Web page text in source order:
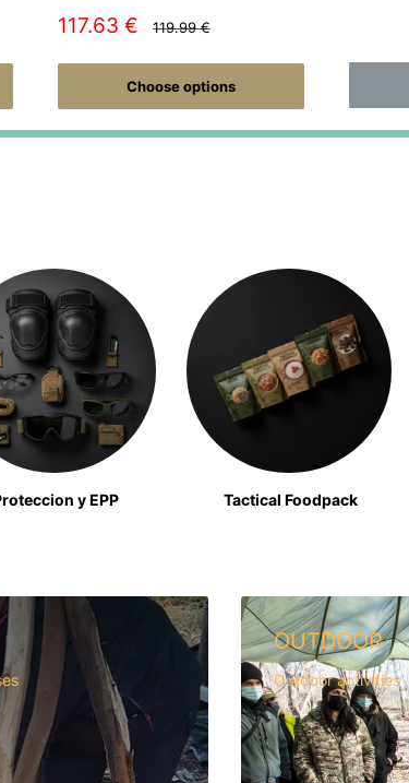
Sale
117.63 €
Regular
119.99 €
Choose options
y EPP Tactical Foodpack
OUTDOOR
Outdoor activities